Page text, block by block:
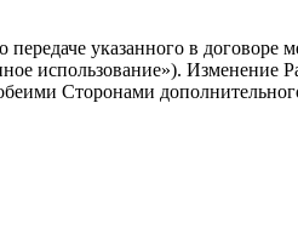
указанного в договоре
использование»). Изменение
Сторонами